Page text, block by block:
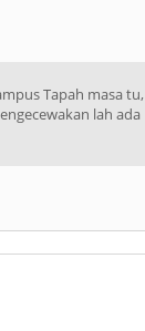
Tapah masa tu,
lah ada